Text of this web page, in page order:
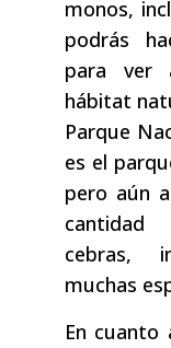
monos,
podrás
para ver
hábitat
Parque
es el
pero aún
cantidad
cebras,
muchas
En cuanto